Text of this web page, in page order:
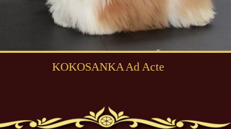
KOKOSANKA Ad Acte